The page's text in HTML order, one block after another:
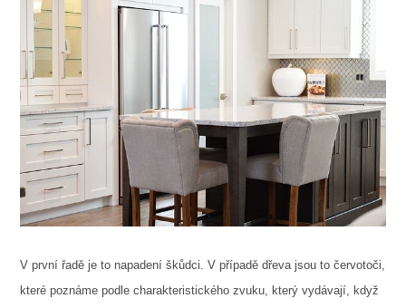
V první řadě je to napadení škůdci. V případě dřeva jsou to červotoči,
které poznáme podle charakteristického zvuku, který vydávají, když